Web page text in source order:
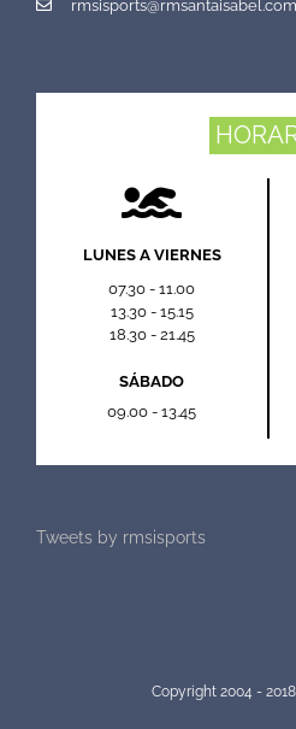
rmsisports@rmsantaisabel.com
LUNES A VIERNES
07.30 - 11.00
13.30 - 15.15
18.30 - 21.45
SÁBADO
09.00 - 13.45
Tweets by rmsisports
Copyright 2004 - 2018